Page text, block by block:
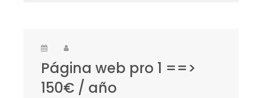
Página web pro 1 ==>
150€ / año